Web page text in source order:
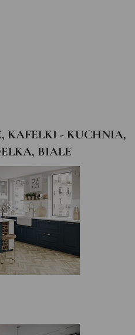
KAFELKI - KUCHNIA,
BIAŁE